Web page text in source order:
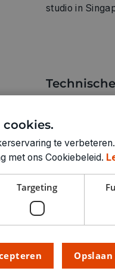
studio in
GEWICHT
te
met ons Cookiebeleid.
Targeting